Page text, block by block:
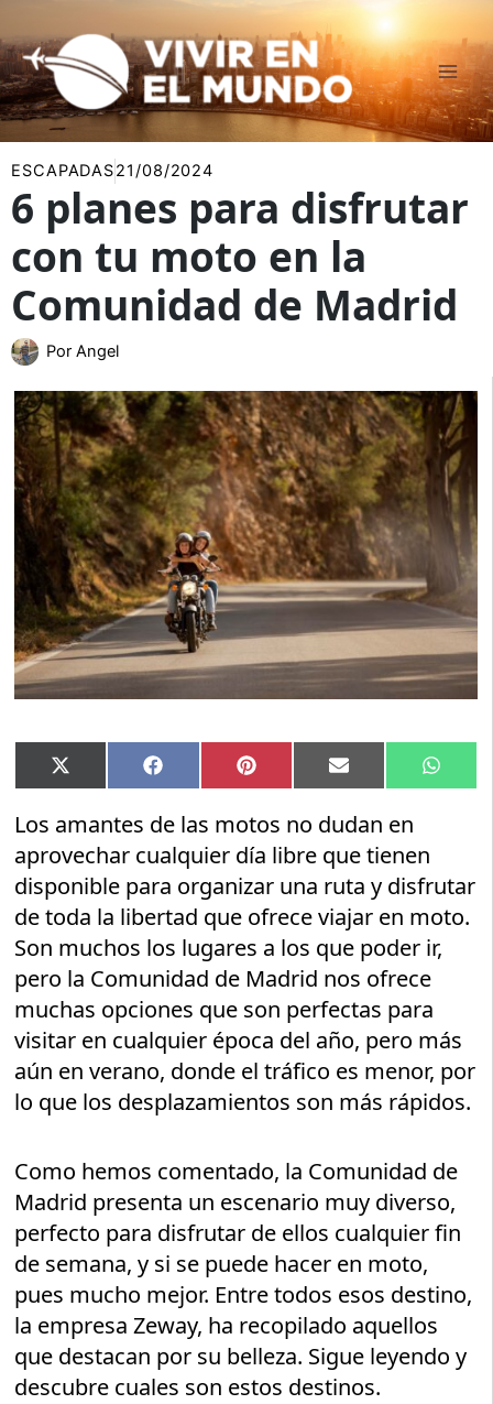
al
contenido
ESCAPADAS21/08/2024
6 planes para disfrutar
con tu moto en la
Comunidad de Madrid
Por Angel
Compartir
en
X
(Twitter)
Compartir
en
Facebook Compartir
en
Pinterest Compartir
en
Email
en
Los amantes de las motos no dudan en
aprovechar cualquier día libre que tienen
disponible para organizar una ruta y disfrutar
de toda la libertad que ofrece viajar en moto.
Son muchos los lugares a los que poder ir,
pero la Comunidad de Madrid nos ofrece
muchas opciones que son perfectas para
visitar en cualquier época del año, pero más
aún en verano, donde el tráfico es menor, por
lo que los desplazamientos son más rápidos.
Como hemos comentado, la Comunidad de
Madrid presenta un escenario muy diverso,
perfecto para disfrutar de ellos cualquier fin
de semana, y si se puede hacer en moto,
pues mucho mejor. Entre todos esos destino,
la empresa Zeway, ha recopilado aquellos
que destacan por su belleza. Sigue leyendo y
descubre cuales son estos destinos.